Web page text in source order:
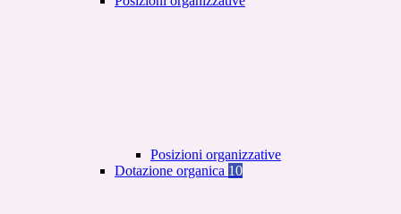
Posizioni organizzative
Dotazione organica 10